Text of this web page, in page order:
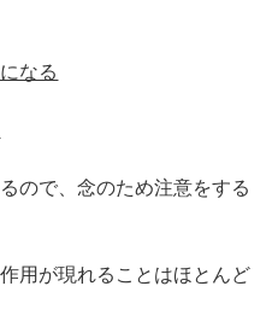
なる
ので、念のため注意をする
用が現れることはほとんど